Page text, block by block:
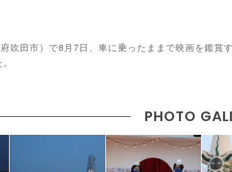
吹田市）で8月7日、車に乗ったままで映画を鑑
PHOTO